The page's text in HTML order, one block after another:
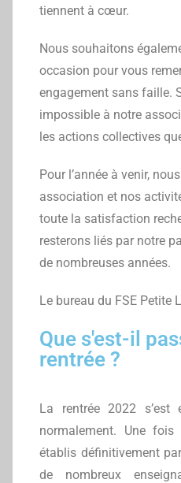
tiennent à cœur.
Nous souhaitons
occasion pour vous
engagement sans faille.
impossible à notre
les actions collectives
Pour l’année à venir,
association et nos
toute la satisfaction
resterons liés par notre
de nombreuses années.
Le bureau du FSE Petite
Que s'est-il
rentrée ?
La rentrée 2022 s’est
normalement. Une
établis définitivement
de nombreux